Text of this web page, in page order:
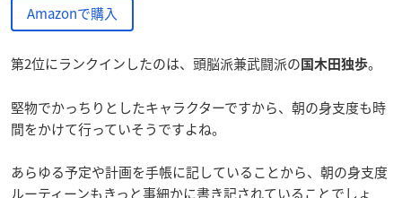
Amazonで購入
第2位にランクインしたのは、頭脳派兼武闘派の 国木田独歩。
堅物でかっちりとしたキャラクターですから、朝の身支度も時
間をかけて行っていそうですよね。
あらゆる予定や計画を手帳に記していることから、朝の身支度
ルーティーンもきっと事細かに書き記されていることでしょ